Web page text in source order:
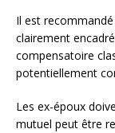
Il est
clairement
compensatoire
potentiellement
Les ex-époux
mutuel peut être